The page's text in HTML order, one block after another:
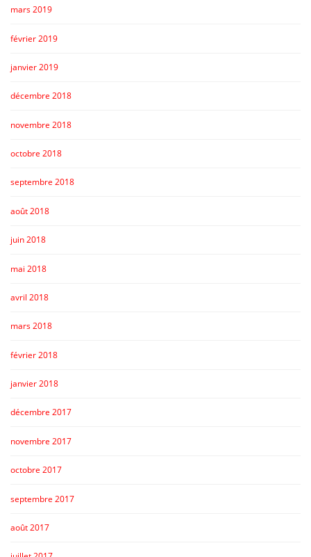
mars 2019
février 2019
janvier 2019
décembre 2018
novembre 2018
octobre 2018
septembre 2018
août 2018
juin 2018
mai 2018
avril 2018
mars 2018
février 2018
janvier 2018
décembre 2017
novembre 2017
octobre 2017
septembre 2017
août 2017